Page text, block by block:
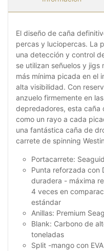
El diseño de caña
percas y luciopercas. La
una detección y control
se utilizan señuelos y jigs
más mínima picada en el
alta visibilidad. Con
anzuelo firmemente en
depredadores, esta caña
como un rayo a cada
una fantástica caña de
carrete de spinning
Portacarrete:
Punta reforzada con
duradera - máxima
4 veces en
estándar
Anillas: Premium
Blank: Carbono de
toneladas
Split -mango con